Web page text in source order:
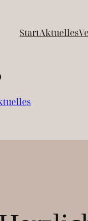
StartAktuelles